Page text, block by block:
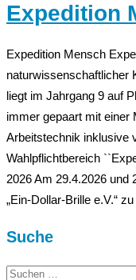
Expedition
Expedition Mensch
naturwissenschaftlicher
liegt im Jahrgang 9 auf
immer gepaart mit einer
Arbeitstechnik inklusive
Wahlpflichtbereich
2026 Am 29.4.2026 und
„Ein-Dollar-Brille e.V.“ zu
Suche
Suchen